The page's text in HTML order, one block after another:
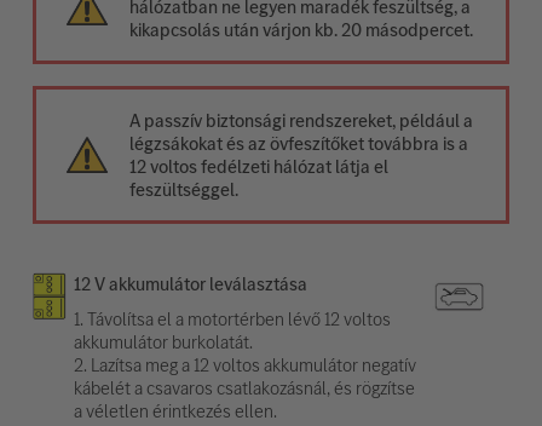
hálózatban ne legyen maradék feszültség, a
kikapcsolás után várjon kb. 20 másodpercet.
A passzív biztonsági rendszereket, például a
légzsákokat és az övfeszítőket továbbra is a
12 voltos fedélzeti hálózat látja el
feszültséggel.
12 V akkumulátor leválasztása
1. Távolítsa el a motortérben lévő 12 voltos
akkumulátor burkolatát.
2. Lazítsa meg a 12 voltos akkumulátor negatív
kábelét a csavaros csatlakozásnál, és rögzítse
a véletlen érintkezés ellen.